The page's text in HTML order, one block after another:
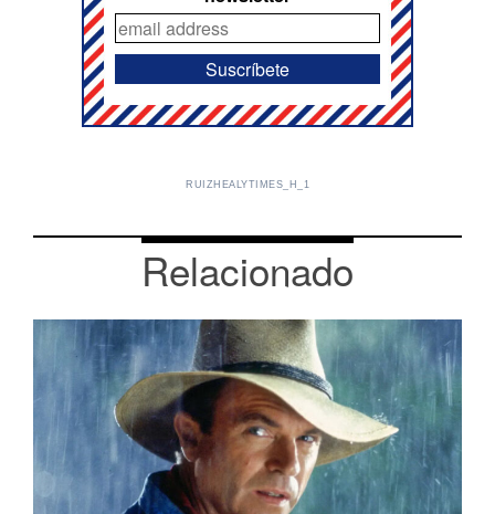
RUIZHEALYTIMES_H_1
Relacionado